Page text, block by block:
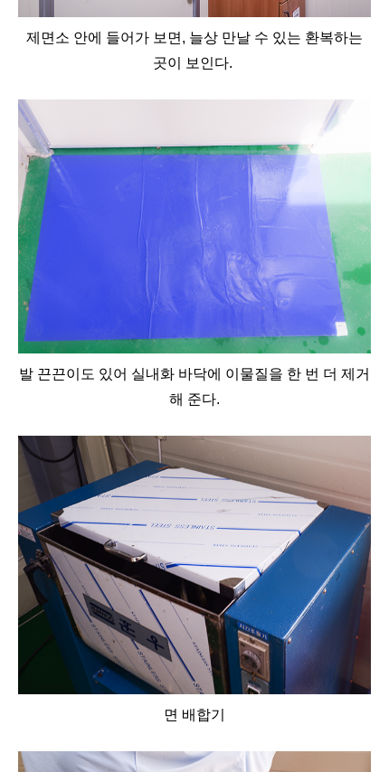
제면소 안에 들어가 보면, 늘상 만날 수 있는 환복하는
곳이 보인다.
발 끈끈이도 있어 실내화 바닥에 이물질을 한 번 더 제거
해 준다.
면 배합기